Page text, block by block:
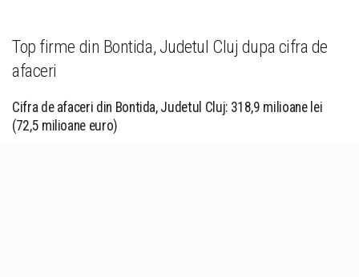
Top firme din Bontida, Judetul Cluj dupa cifra de
afaceri
Cifra de afaceri din Bontida, Judetul Cluj: 318,9 milioane lei
(72,5 milioane euro)